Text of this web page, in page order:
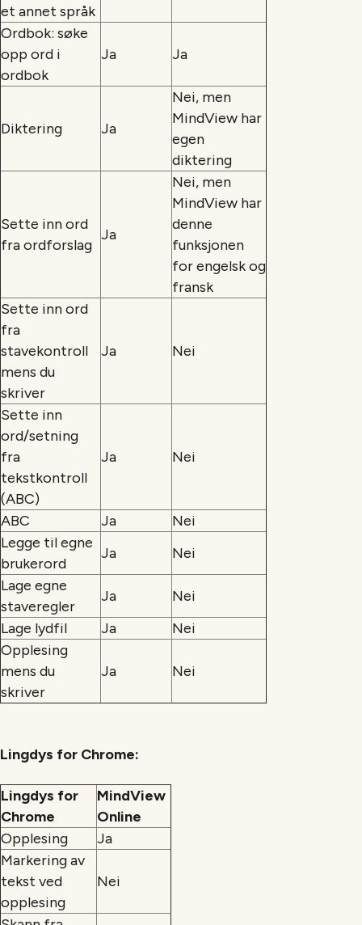
et annet språk
Ordbok: søke
opp ord i
ordbok
Ja Ja
Diktering Ja
Nei, men
MindView har
egen
diktering
Sette inn ord
fra ordforslag
Ja
Nei, men
MindView har
denne
funksjonen
for engelsk og
fransk
Sette inn ord
fra
stavekontroll
mens du
skriver
Ja Nei
Sette inn
ord/setning
fra
tekstkontroll
(ABC)
Ja Nei
ABC Ja
Nei
Legge til egne
brukerord
Ja
Nei
Lage egne
staveregler
Ja
Nei
Lage lydfil
Ja
Nei
Opplesing
mens du
skriver
Ja Nei
Lingdys for Chrome:
Lingdys for
Chrome
MindView
Online
Opplesing
Ja
Markering av
tekst ved
opplesing
Nei